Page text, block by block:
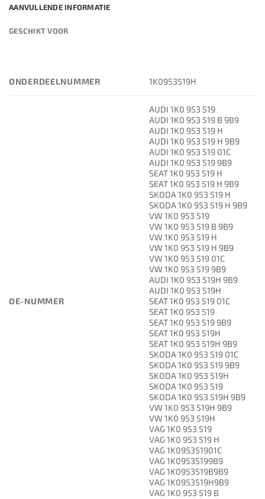
AANVULLENDE INFORMATIE
GESCHIKT VOOR
ONDERDEELNUMMER 1K0953519H
OE-NUMMER
AUDI 1K0 953 519
AUDI 1K0 953 519 B 9B9
AUDI 1K0 953 519 H
AUDI 1K0 953 519 H 9B9
AUDI 1K0 953 519 01C
AUDI 1K0 953 519 9B9
SEAT 1K0 953 519 H
SEAT 1K0 953 519 H 9B9
SKODA 1K0 953 519 H
SKODA 1K0 953 519 H 9B9
VW 1K0 953 519
VW 1K0 953 519 B 9B9
VW 1K0 953 519 H
VW 1K0 953 519 H 9B9
VW 1K0 953 519 01C
VW 1K0 953 519 9B9
AUDI 1K0 953 519H 9B9
AUDI 1K0 953 519H
SEAT 1K0 953 519 01C
SEAT 1K0 953 519
SEAT 1K0 953 519 9B9
SEAT 1K0 953 519H
SEAT 1K0 953 519H 9B9
SKODA 1K0 953 519 01C
SKODA 1K0 953 519 9B9
SKODA 1K0 953 519H
SKODA 1K0 953 519
SKODA 1K0 953 519H 9B9
VW 1K0 953 519H 9B9
VW 1K0 953 519H
VAG 1K0 953 519
VAG 1K0 953 519 H
VAG 1K095351901C
VAG 1K09535199B9
VAG 1K0953519B9B9
VAG 1K0953519H9B9
VAG 1K0 953 519 B